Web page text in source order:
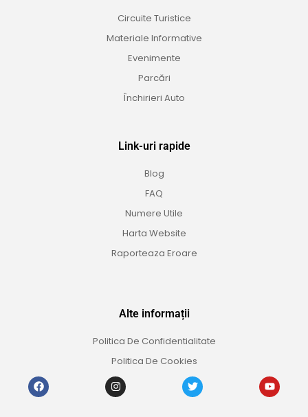
Circuite Turistice
Materiale Informative
Evenimente
Parcări
Închirieri Auto
Link-uri rapide
Blog
FAQ
Numere Utile
Harta Website
Raporteaza Eroare
Alte informații
Politica De Confidentialitate
Politica De Cookies